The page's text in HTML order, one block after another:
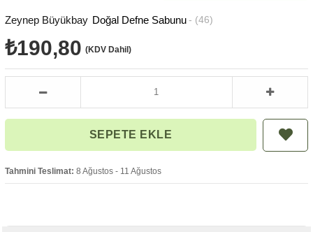
Zeynep Büyükbay Doğal Defne Sabunu (46)
₺190,80 (KDV Dahil)
Tahmini Teslimat: 8 Ağustos - 11 Ağustos